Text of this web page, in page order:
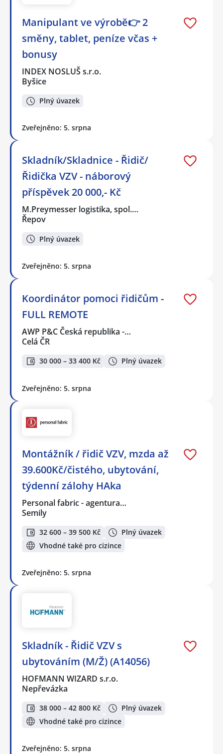
Manipulant ve výrobě👉 2
směny, tablet, peníze včas +
bonusy
INDEX NOSLUŠ s.r.o.
Byšice
Plný úvazek
Zveřejněno: 5. srpna
Skladník/Skladnice - Řidič/
Řidička VZV - náborový
příspěvek 20 000,- Kč
M.Preymesser logistika, spol.…
Řepov
Plný úvazek
Zveřejněno: 5. srpna
Koordinátor pomoci řidičům -
FULL REMOTE
AWP P&C Česká republika -…
Celá ČR
30 000 – 33 400 Kč Plný úvazek
Zveřejněno: 5. srpna
Montážník / řidič VZV, mzda až
39.600Kč/čistého, ubytování,
týdenní zálohy HAka
Personal fabric - agentura…
Semily
32 600 – 39 500 Kč
Plný úvazek
Vhodné také pro cizince
Zveřejněno: 5. srpna
Skladník - Řidič VZV s
ubytováním (M/Ž) (A14056)
HOFMANN WIZARD s.r.o.
Nepřevázka
38 000 – 42 800 Kč
Plný úvazek
Vhodné také pro cizince
Zveřejněno: 5. srpna